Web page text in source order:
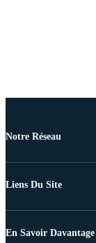
Notre Réseau
Liens Du Site
En Savoir Davantage